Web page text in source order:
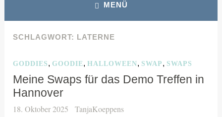
MENÜ
SCHLAGWORT: LATERNE
GODDIES , GOODIE,HALLOWEEN, SWAP , SWAPS
Meine Swaps für das Demo Treffen in
Hannover
18. Oktober 2025 TanjaKoeppens